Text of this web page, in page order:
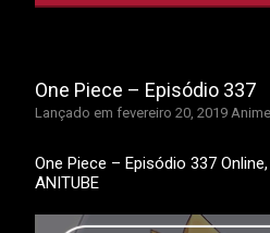
One Piece – Episódio 337
Lançado em fevereiro 20, 2019
One Piece – Episódio 337
ANITUBE